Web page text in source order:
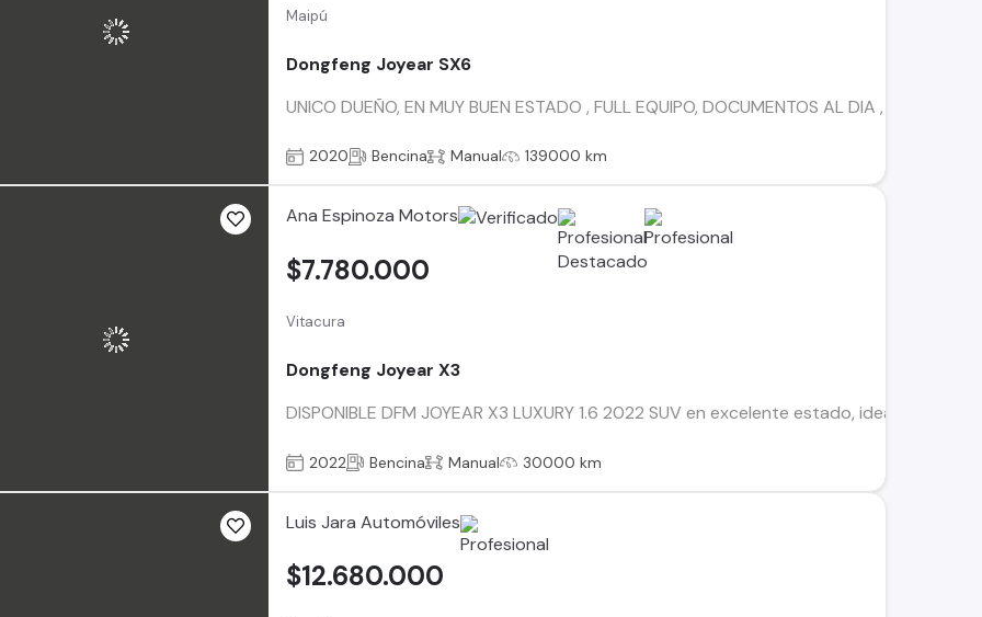
Maipú
Dongfeng Joyear SX6
UNICO DUEÑO, EN MUY BUEN ESTADO , FULL EQUIPO, DOCUMENTOS AL DIA , 3
2020 Bencina Manual 139000 km
Ana Espinoza Motors
Vitacura
Dongfeng Joyear X3
DISPONIBLE DFM JOYEAR X3 LUXURY 1.6 2022 SUV en excelente estado, ideal
$7.780.000
2022 Bencina Manual 30000 km
Luis Jara Automóviles
$12.680.000